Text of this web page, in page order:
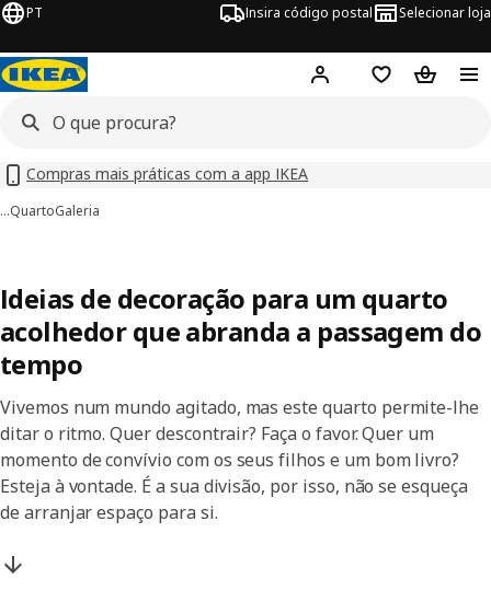
PT Insira código postal Selecionar loja
Hej! Inicie sessão
FavoritosCesto de
Compras mais práticas com a app IKEA
…QuartoGaleria
Ideias de decoração para um quarto
acolhedor que abranda a passagem do
tempo
Vivemos num mundo agitado, mas este quarto permite-lhe
ditar o ritmo. Quer descontrair? Faça o favor. Quer um
momento de convívio com os seus filhos e um bom livro?
Esteja à vontade. É a sua divisão, por isso, não se esqueça
de arranjar espaço para si.